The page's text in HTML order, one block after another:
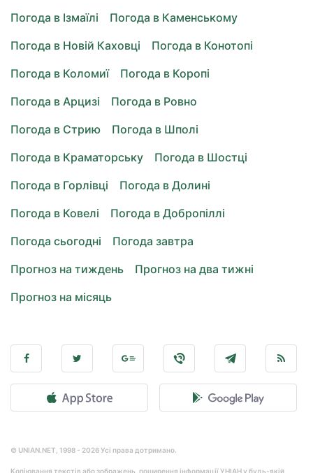
Погода в Ізмаїлі
Погода в Каменському
Погода в Новій Каховці
Погода в Конотопі
Погода в Коломиї
Погода в Коропі
Погода в Арцизі
Погода в Ровно
Погода в Стрию
Погода в Шполі
Погода в Краматорську
Погода в Шостці
Погода в Горлівці
Погода в Долині
Погода в Ковелі
Погода в Добропіллі
Погода сьогодні
Погода завтра
Прогноз на тиждень
Прогноз на два тижні
Прогноз на місяць
© UNIAN.NET, 1998 - 2026 Усі права дотримано.
Копіювання текстів або зображень, поширення інформації УНІАН у будь-якій